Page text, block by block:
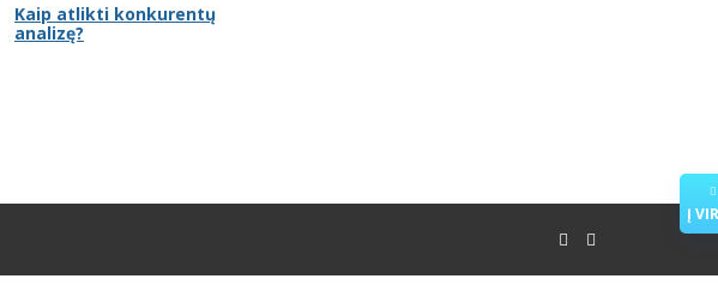
Kaip atlikti konkurentų
analizę?
Į